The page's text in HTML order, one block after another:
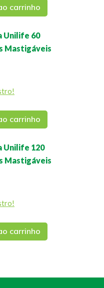
carrinho
Unilife 60
Mastigáveis
carrinho
Unilife 120
Mastigáveis
carrinho